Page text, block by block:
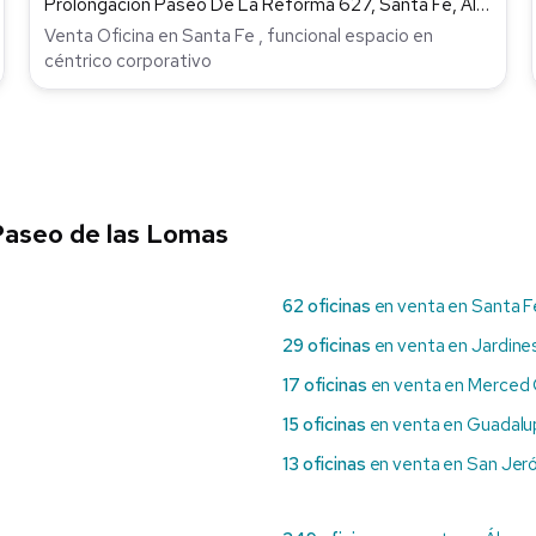
Venta Oficina en Santa Fe , funcional espacio en
céntrico corporativo
de las Lomas
62 oficinas en venta en Santa
29 oficinas en venta en
17 oficinas en venta en Merced
15 oficinas en venta en
13 oficinas en venta en San